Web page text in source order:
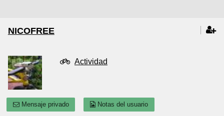
NICOFREE
Actividad
Mensaje privado Notas del usuario